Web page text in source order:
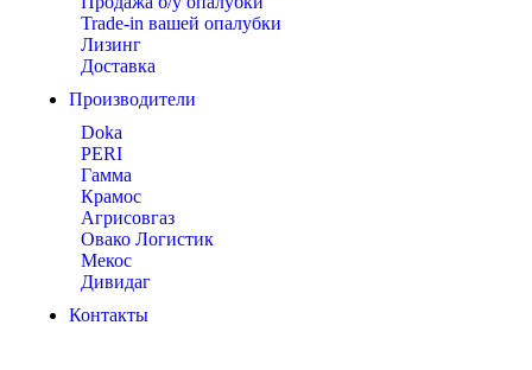
Trade-in вашей опалубки
Лизинг
Доставка
Производители
Doka
PERI
Гамма
Крамос
Агрисовгаз
Овако Логистик
Мекос
Дивидаг
Контакты